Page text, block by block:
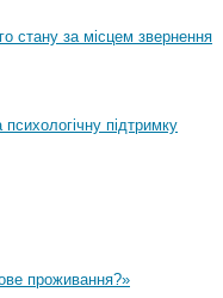
стану за місцем звернення
підтримку
проживання?»